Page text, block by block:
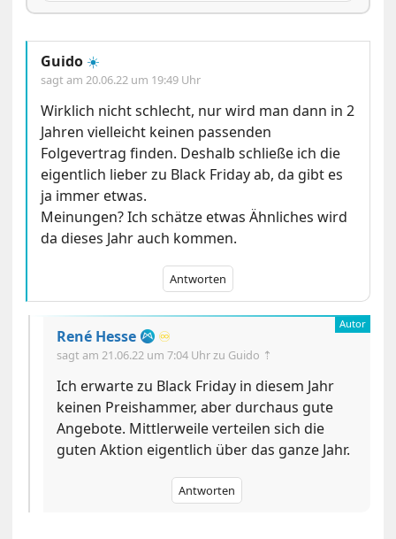
Guido ☀️
sagt am20.06.22 um 19:49 Uhr
Wirklich nicht schlecht, nur wird man dann in 2
Jahren vielleicht keinen passenden
Folgevertrag finden. Deshalb schließe ich die
eigentlich lieber zu Black Friday ab, da gibt es
ja immer etwas.
Meinungen? Ich schätze etwas Ähnliches wird
da dieses Jahr auch kommen.
Antworten
René Hesse ♾️
sagt am21.06.22 um 7:04 Uhrzu Guido ⇡
Ich erwarte zu Black Friday in diesem Jahr
keinen Preishammer, aber durchaus gute
Angebote. Mittlerweile verteilen sich die
guten Aktion eigentlich über das ganze Jahr.
Antworten